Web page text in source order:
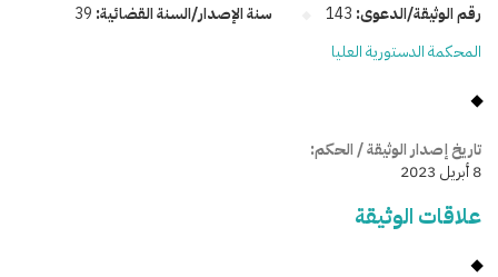
رقم الوثيقة/الدعوى: 143 سنة الإصدار/السنة القضائية: 39
المحكمة الدستورية العليا
تاريخ إصدار الوثيقة / الحكم:
8 أبريل 2023
علاقات الوثيقة